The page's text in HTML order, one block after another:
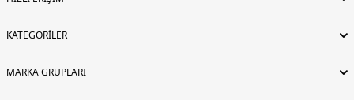
KATEGORİLER
MARKA GRUPLARI